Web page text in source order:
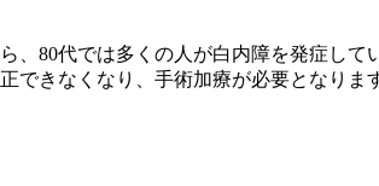
、80代では多くの人が白内障を発症して
できなくなり、手術加療が必要となりま